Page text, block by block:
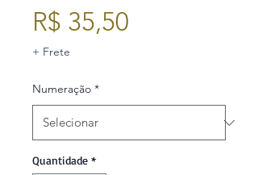
R$ 35,50
+ Frete
Numeração *
Quantidade *